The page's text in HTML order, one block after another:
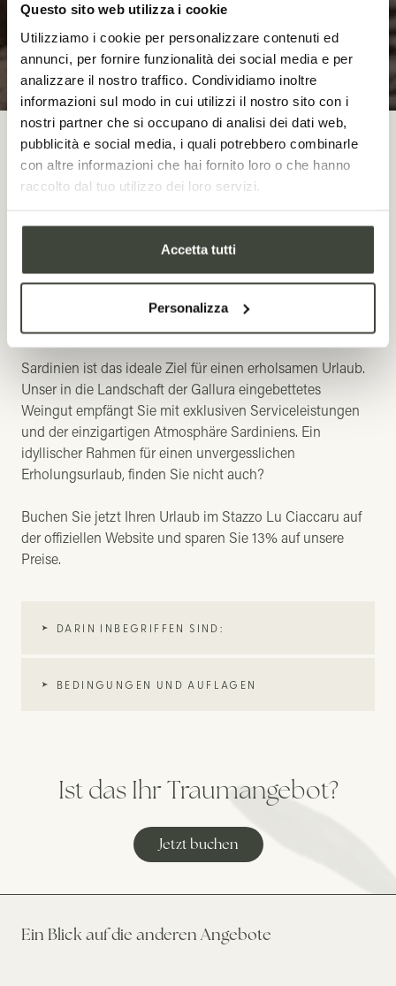
Questo sito web utilizza i cookie
Utilizziamo i cookie per personalizzare contenuti ed
annunci, per fornire funzionalità dei social media e per
analizzare il nostro traffico. Condividiamo inoltre
informazioni sul modo in cui utilizzi il nostro sito con i
nostri partner che si occupano di analisi dei dati web,
pubblicità e social media, i quali potrebbero combinarle
con altre informazioni che hai fornito loro o che hanno
raccolto dal tuo utilizzo dei loro servizi.
Accetta tutti
Personalizza
ANGEBOT
Bester Preis mit kostenloser
Stornierung
Direkt buchen und sparen
13% ERMÄSSIGUNG
Sardinien ist das ideale Ziel für einen erholsamen Urlaub.
Unser in die Landschaft der Gallura eingebettetes
Weingut empfängt Sie mit exklusiven Serviceleistungen
und der einzigartigen Atmosphäre Sardiniens. Ein
idyllischer Rahmen für einen unvergesslichen
Erholungsurlaub, finden Sie nicht auch?
Buchen Sie jetzt Ihren Urlaub im Stazzo Lu Ciaccaru auf
der offiziellen Website und sparen Sie 13% auf unsere
Preise.
DARIN INBEGRIFFEN SIND:
BEDINGUNGEN UND AUFLAGEN
Ist das Ihr Traumangebot?
Jetzt buchen
Ein Blick auf die anderen Angebote